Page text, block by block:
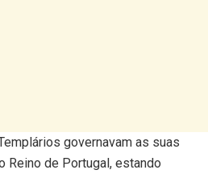
governavam as suas
de Portugal, estando